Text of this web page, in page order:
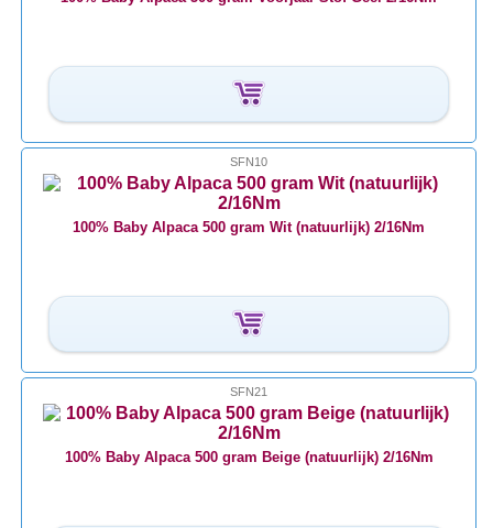
SFN10
100% Baby Alpaca 500 gram Wit (natuurlijk) 2/16Nm
SFN21
100% Baby Alpaca 500 gram Beige (natuurlijk) 2/16Nm